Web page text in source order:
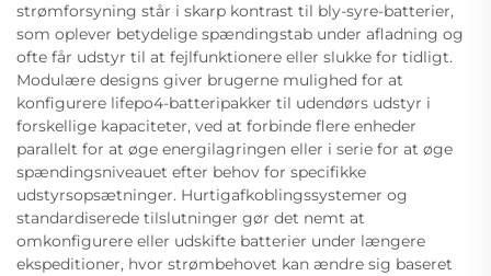
strømforsyning står i skarp kontrast til bly-syre-batterier,
som oplever betydelige spændingstab under afladning og
ofte får udstyr til at fejlfunktionere eller slukke for tidligt.
Modulære designs giver brugerne mulighed for at
konfigurere lifepo4-batteripakker til udendørs udstyr i
forskellige kapaciteter, ved at forbinde flere enheder
parallelt for at øge energilagringen eller i serie for at øge
spændingsniveauet efter behov for specifikke
udstyrsopsætninger. Hurtigafkoblingssystemer og
standardiserede tilslutninger gør det nemt at
omkonfigurere eller udskifte batterier under længere
ekspeditioner, hvor strømbehovet kan ændre sig baseret